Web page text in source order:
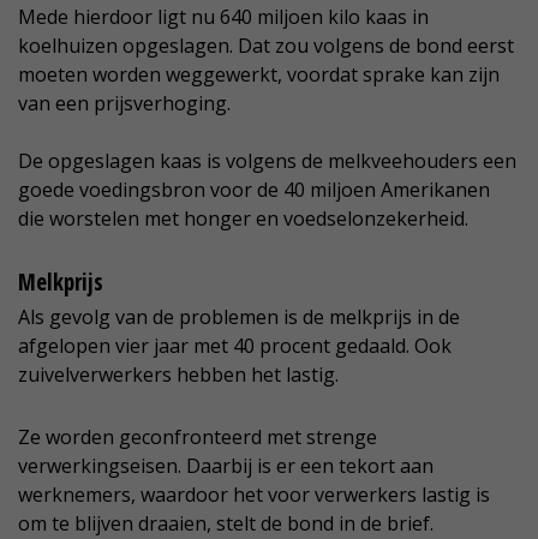
Mede hierdoor ligt nu 640 miljoen kilo kaas in
koelhuizen opgeslagen. Dat zou volgens de bond eerst
moeten worden weggewerkt, voordat sprake kan zijn
van een prijsverhoging.
De opgeslagen kaas is volgens de melkveehouders een
goede voedingsbron voor de 40 miljoen Amerikanen
die worstelen met honger en voedselonzekerheid.
Melkprijs
Als gevolg van de problemen is de melkprijs in de
afgelopen vier jaar met 40 procent gedaald. Ook
zuivelverwerkers hebben het lastig.
Ze worden geconfronteerd met strenge
verwerkingseisen. Daarbij is er een tekort aan
werknemers, waardoor het voor verwerkers lastig is
om te blijven draaien, stelt de bond in de brief.